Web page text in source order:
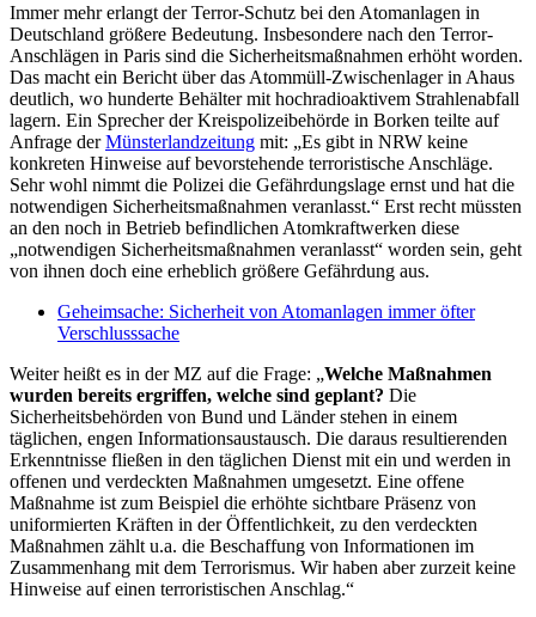
Immer mehr erlangt der Terror-Schutz bei den Atomanlagen in
Deutschland größere Bedeutung. Insbesondere nach den Terror-
Anschlägen in Paris sind die Sicherheitsmaßnahmen erhöht worden.
Das macht ein Bericht über das Atommüll-Zwischenlager in Ahaus
deutlich, wo hunderte Behälter mit hochradioaktivem Strahlenabfall
lagern. Ein Sprecher der Kreispolizeibehörde in Borken teilte auf
Anfrage derMünsterlandzeitung mit: „Es gibt in NRW keine
konkreten Hinweise auf bevorstehende terroristische Anschläge.
Sehr wohl nimmt die Polizei die Gefährdungslage ernst und hat die
notwendigen Sicherheitsmaßnahmen veranlasst.“ Erst recht müssten
an den noch in Betrieb befindlichen Atomkraftwerken diese
„notwendigen Sicherheitsmaßnahmen veranlasst“ worden sein, geht
von ihnen doch eine erheblich größere Gefährdung aus.
Geheimsache: Sicherheit von Atomanlagen immer öfter
Verschlusssache
Weiter heißt es in der MZ auf die Frage: „Welche Maßnahmen
wurden bereits ergriffen, welche sind geplant? Die
Sicherheitsbehörden von Bund und Länder stehen in einem
täglichen, engen Informationsaustausch. Die daraus resultierenden
Erkenntnisse fließen in den täglichen Dienst mit ein und werden in
offenen und verdeckten Maßnahmen umgesetzt. Eine offene
Maßnahme ist zum Beispiel die erhöhte sichtbare Präsenz von
uniformierten Kräften in der Öffentlichkeit, zu den verdeckten
Maßnahmen zählt u.a. die Beschaffung von Informationen im
Zusammenhang mit dem Terrorismus. Wir haben aber zurzeit keine
Hinweise auf einen terroristischen Anschlag.“